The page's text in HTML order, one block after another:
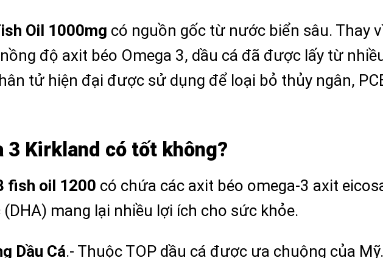
Oil 1000mg có nguồn gốc từ nước biển sâu. Thay
độ axit béo Omega 3, dầu cá đã được lấy từ
tử hiện đại được sử dụng để loại bỏ thủy ngân,
3 Kirkland có tốt không?
fish oil 1200 có chứa các axit béo omega-3 axit
mang lại nhiều lợi ích cho sức khỏe.
Dầu Cá.- Thuộc TOP dầu cá được ưa chuộng của